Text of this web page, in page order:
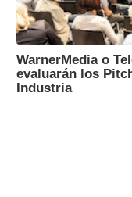
WarnerMedia o
evaluarán los
Industria